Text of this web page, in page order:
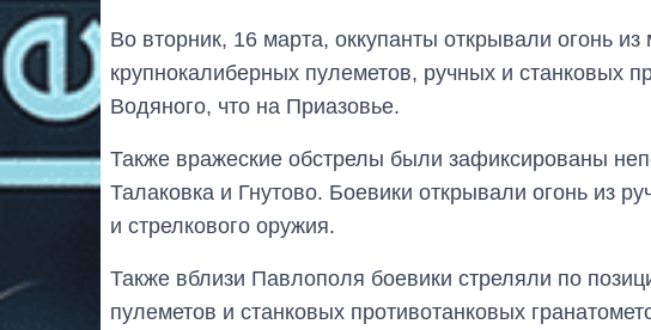
Во вторник, 16 марта, оккупанты открывали огонь
крупнокалиберных пулеметов, ручных и станковых
Водяного, что на Приазовье.
Также вражеские обстрелы были зафиксированы
Талаковка и Гнутово. Боевики открывали огонь из
и стрелкового оружия.
Также вблизи Павлополя боевики стреляли по
пулеметов и станковых противотанковых